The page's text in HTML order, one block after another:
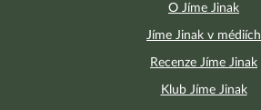
O Jíme Jinak
Jíme Jinak v médiích
Recenze Jíme Jinak
Klub Jíme Jinak